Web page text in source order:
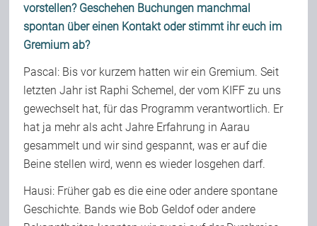
vorstellen? Geschehen Buchungen manchmal
spontan über einen Kontakt oder stimmt ihr euch im
Gremium ab?
Pascal: Bis vor kurzem hatten wir ein Gremium. Seit
letzten Jahr ist Raphi Schemel, der vom KIFF zu uns
gewechselt hat, für das Programm verantwortlich. Er
hat ja mehr als acht Jahre Erfahrung in Aarau
gesammelt und wir sind gespannt, was er auf die
Beine stellen wird, wenn es wieder losgehen darf.
Hausi: Früher gab es die eine oder andere spontane
Geschichte. Bands wie Bob Geldof oder andere